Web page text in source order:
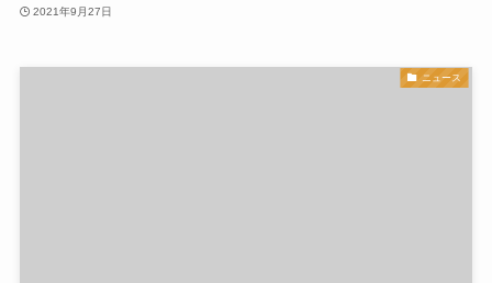
2021年9月27日
ニュース